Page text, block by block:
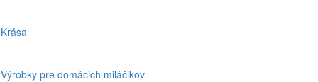
Krása
Výrobky pre domácich miláčikov